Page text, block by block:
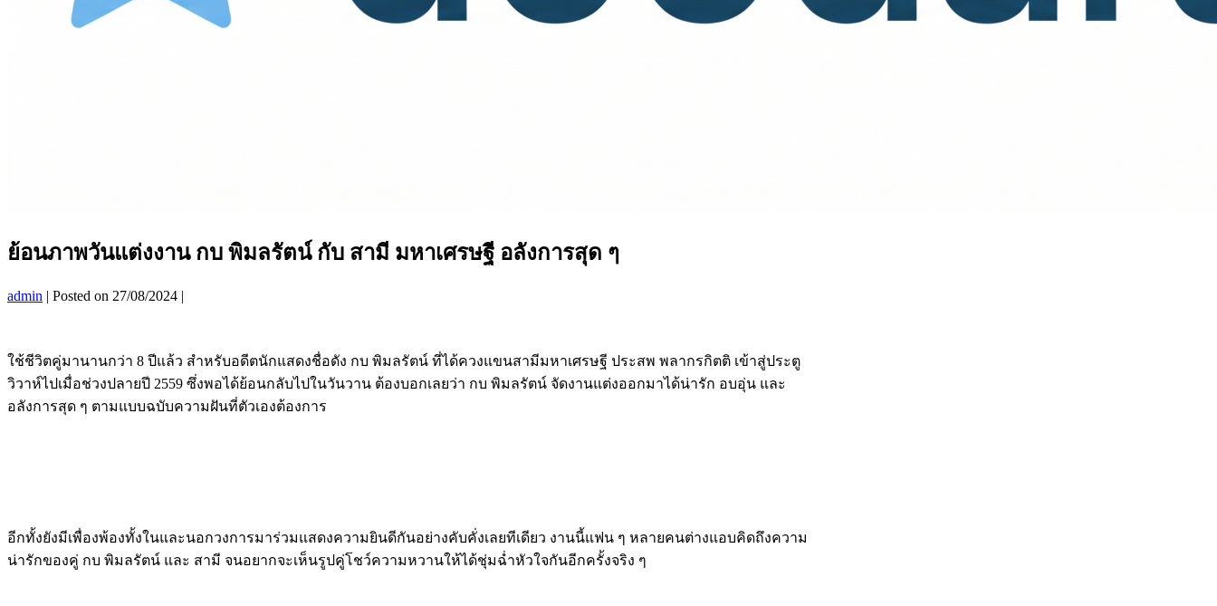
ย้อนภาพวันแต่งงาน กบ พิมลรัตน์ กับ สามี มหาเศรษฐี อลังการสุด ๆ
admin | Posted on 27/08/2024 |
ใช้ชีวิตคู่มานานกว่า 8 ปีแล้ว สำหรับอดีตนักแสดงชื่อดัง กบ พิมลรัตน์ ที่ได้ควงแขนสามีมหาเศรษฐี ประสพ พลากรกิตติ เข้าสู่ประตู
วิวาห์ไปเมื่อช่วงปลายปี 2559 ซึ่งพอได้ย้อนกลับไปในวันวาน ต้องบอกเลยว่า กบ พิมลรัตน์ จัดงานแต่งออกมาได้น่ารัก อบอุ่น และ
อลังการสุด ๆ ตามแบบฉบับความฝันที่ตัวเองต้องการ
อีกทั้งยังมีเพื่องพ้องทั้งในและนอกวงการมาร่วมแสดงความยินดีกันอย่างคับคั่งเลยทีเดียว งานนี้แฟน ๆ หลายคนต่างแอบคิดถึงความ
น่ารักของคู่ กบ พิมลรัตน์ และ สามี จนอยากจะเห็นรูปคู่โชว์ความหวานให้ได้ชุ่มฉ่ำหัวใจกันอีกครั้งจริง ๆ